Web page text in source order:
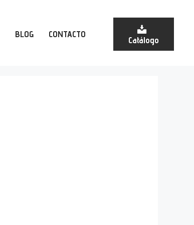
BLOG CONTACTO
Catálogo